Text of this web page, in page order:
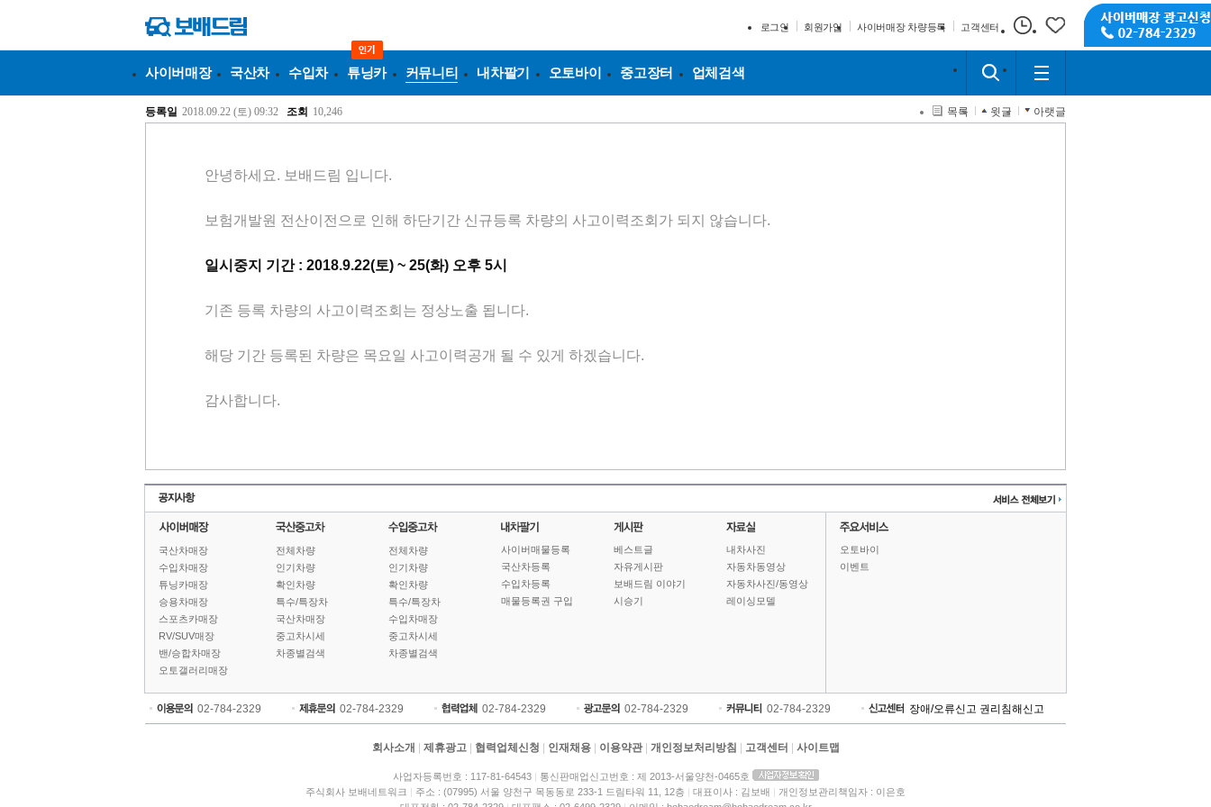
로그인 회원가입 사이버매장 차량등록 고객센터
사이버매장 국산차 수입차 튜닝카 커뮤니티 내차팔기 오토바이 중고장터 업체검색
등록일 2018.09.22 (토) 09:32 조회 10,246 목록 윗글 아랫글
안녕하세요. 보배드림 입니다.
보험개발원 전산이전으로 인해 하단기간 신규등록 차량의 사고이력조회가 되지 않습니다.
일시중지 기간 : 2018.9.22(토) ~ 25(화) 오후 5시
기존 등록 차량의 사고이력조회는 정상노출 됩니다.
해당 기간 등록된 차량은 목요일 사고이력공개 될 수 있게 하겠습니다.
감사합니다.
국산차매장
수입차매장
튜닝카매장
승용차매장
스포츠카매장
RV/SUV매장
밴/승합차매장
오토갤러리매장
전체차량
인기차량
확인차량
특수/특장차
국산차매장
중고차시세
차종별검색
전체차량
인기차량
확인차량
특수/특장차
수입차매장
중고차시세
차종별검색
사이버매물등록
국산차등록
수입차등록
매물등록권 구입
베스트글
자유게시판
보배드림 이야기
시승기
내차사진
자동차동영상
자동차사진/동영상
레이싱모델
오토바이
이벤트
02-784-2329 02-784-2329 02-784-2329 02-784-2329 02-784-2329 장애/오류신고 권리침해신고
회사소개 제휴광고 협력업체신청 인재채용 이용약관 개인정보처리방침 고객센터 사이트맵
사업자등록번호 : 117-81-64543 | 통신판매업신고번호 : 제 2013-서울양천-0465호
주식회사 보배네트워크 | 주소 : (07995) 서울 양천구 목동동로 233-1 드림타워 11, 12층 | 대표이사 : 김보배 | 개인정보관리책임자 : 이은호